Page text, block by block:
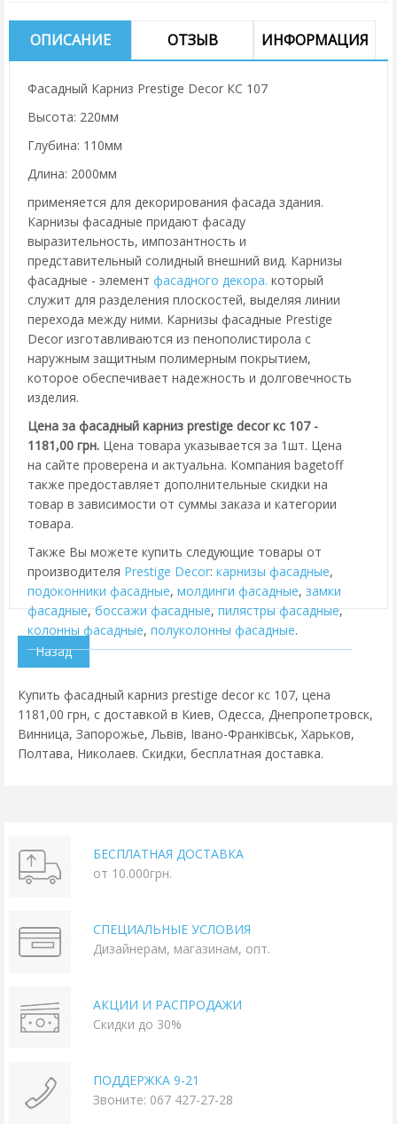
ОПИСАНИЕ ОТЗЫВ ИНФОРМАЦИЯ
Фасадный Карниз Prestige Decor КС 107
Высота: 220мм
Глубина: 110мм
Длина: 2000мм
применяется для декорирования фасада здания.
Карнизы фасадные придают фасаду
выразительность, импозантность и
представительный солидный внешний вид. Карнизы
фасадные - элемент фасадного декора. который
служит для разделения плоскостей, выделяя линии
перехода между ними. Карнизы фасадные Prestige
Decor изготавливаются из пенополистирола с
наружным защитным полимерным покрытием,
которое обеспечивает надежность и долговечность
изделия.
Цена за фасадный карниз prestige decor кс 107 -
1181,00 грн. Цена товара указывается за 1шт. Цена
на сайте проверена и актуальна. Компания bagetoff
также предоставляет дополнительные скидки на
товар в зависимости от суммы заказа и категории
товара.
Также Вы можете купить следующие товары от
производителя Prestige Decor: карнизы фасадные,
подоконники фасадные, молдинги фасадные, замки
фасадные, боссажи фасадные, пилястры фасадные,
колонны фасадные, полуколонны фасадные.
Купить фасадный карниз prestige decor кс 107, цена
1181,00 грн, с доставкой в Киев, Одесса, Днепропетровск,
Винница, Запорожье, Львів, Івано-Франківськ, Харьков,
Полтава, Николаев. Скидки, бесплатная доставка.
БЕСПЛАТНАЯ ДОСТАВКА
от 10.000грн.
СПЕЦИАЛЬНЫЕ УСЛОВИЯ
Дизайнерам, магазинам, опт.
АКЦИИ И РАСПРОДАЖИ
Скидки до 30%
ПОДДЕРЖКА 9-21
Звоните: 067 427-27-28